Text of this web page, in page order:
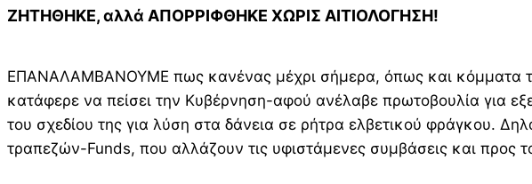
ΖΗΤΗΘΗΚΕ, αλλά ΑΠΟΡΡΙΦΘΗΚΕ ΧΩΡΙΣ ΑΙΤΙΟΛΟΓΗΣΗ!
ΕΠΑΝΑΛΑΜΒΑΝΟΥΜΕ πως κανένας μέχρι σήμερα, όπως και κόμματα
κατάφερε να πείσει την Κυβέρνηση-αφού ανέλαβε πρωτοβουλία για
του σχεδίου της για λύση στα δάνεια σε ρήτρα ελβετικού φράγκου.
τραπεζών-Funds, που αλλάζουν τις υφιστάμενες συμβάσεις και προς